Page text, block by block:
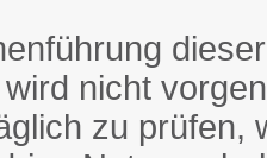
nicht
zu prüfen,